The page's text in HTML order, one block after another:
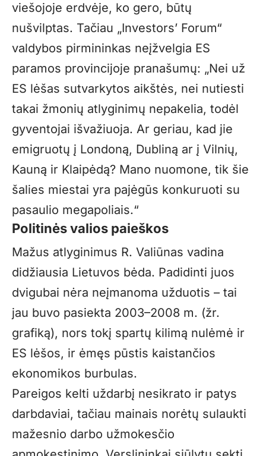
viešojoje erdvėje, ko gero, būtų
nušvilptas. Tačiau „Investors’ Forum“
valdybos pirmininkas neįžvelgia ES
paramos provincijoje pranašumų: „Nei už
ES lėšas sutvarkytos aikštės, nei nutiesti
takai žmonių atlyginimų nepakelia, todėl
gyventojai išvažiuoja. Ar geriau, kad jie
emigruotų į Londoną, Dubliną ar į Vilnių,
Kauną ir Klaipėdą? Mano nuomone, tik šie
šalies miestai yra pajėgūs konkuruoti su
pasaulio megapoliais.“
Politinės valios paieškos
Mažus atlyginimus R. Valiūnas vadina
didžiausia Lietuvos bėda. Padidinti juos
dvigubai nėra neįmanoma užduotis – tai
jau buvo pasiekta 2003–2008 m. (žr.
grafiką), nors tokį spartų kilimą nulėmė ir
ES lėšos, ir ėmęs pūstis kaistančios
ekonomikos burbulas.
Pareigos kelti uždarbį nesikrato ir patys
darbdaviai, tačiau mainais norėtų sulaukti
mažesnio darbo užmokesčio